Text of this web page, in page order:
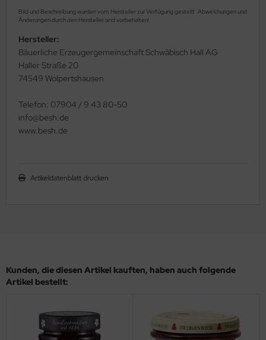
Bild und Beschreibung wurden vom Hersteller zur Verfügung gestellt. Abweichungen und
Änderungen durch den Hersteller sind vorbehalten!
Hersteller:
Bäuerliche Erzeugergemeinschaft Schwäbisch Hall AG
Haller Straße 20
74549 Wolpertshausen
Telefon: 07904 / 9 43 80-50
info@besh.de
www.besh.de
Artikeldatenblatt drucken
Kunden, die diesen Artikel kauften, haben auch folgende
Artikel bestellt: